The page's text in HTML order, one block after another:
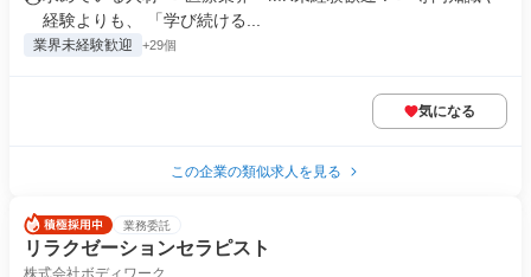
経験よりも、 「学び続ける...
業界未経験歓迎 +29個
気になる
この企業の類似求人を見る
業務委託
リラクゼーションセラピスト
株式会社ボディワーク